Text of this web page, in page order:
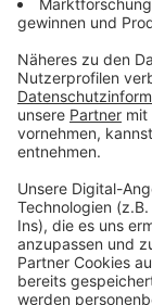
entstehen so
Anzeige
© Stallgrün
Anbau statt
Thorsten
ehemaligen